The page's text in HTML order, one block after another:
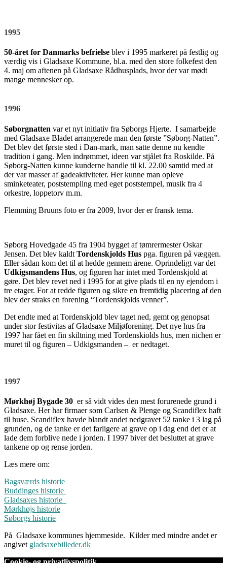
1995
50-året for Danmarks befrielse blev i 1995 markeret på festlig og
værdig vis i Gladsaxe Kommune, bl.a. med den store folkefest den
4. maj om aftenen på Gladsaxe Rådhusplads, hvor der var mødt
mange mennesker op.
1996
Søborgnatten var et nyt initiativ fra Søborgs Hjerte. I samarbejde
med Gladsaxe Bladet arrangerede man den første ”Søborg-Natten”.
Det blev det første sted i Dan-mark, man satte denne nu kendte
tradition i gang. Men indrømmet, ideen var stjålet fra Roskilde. På
Søborg-Natten kunne kunderne handle til kl. 22.00 samtid med at
der var masser af gadeaktiviteter. Her kunne man opleve
sminketeater, poststempling med eget poststempel, musik fra 4
orkestre, loppetorv m.m.
Flemming Bruuns foto er fra 2009, hvor der er fransk tema.
Søborg Hovedgade 45 fra 1904 bygget af tømrermester Oskar
Jensen. Det blev kaldt Tordenskjolds Hus pga. figuren på væggen.
Eller sådan kom det til at hedde gennem årene. Oprindeligt var det
Udkigsmandens Hus, og figuren har intet med Tordenskjold at
gøre. Det blev revet ned i 1995 for at give plads til en ny ejendom i
tre etager. For at redde figuren og sikre en fremtidig placering af den
blev der straks en forening “Tordenskjolds venner”.
Det endte med at Tordenskjold blev taget ned, gemt og genopsat
under stor festivitas af Gladsaxe Miljøforening. Det nye hus fra
1997 har fået en fin skiltning med Tordenskiolds hus, men nichen er
muret til og figuren – Udkigsmanden – er nedtaget.
1997
Mørkhøj Bygade 30 er så vidt vides den mest forurenede grund i
Gladsaxe. Her har firmaer som Carlsen & Plenge og Scandiflex haft
til huse. Scandiflex havde blandt andet nedgravet 52 tanke i 3 lag på
grunden, og de tanke er det farligere at grave op i dag end det er at
lade dem forblive nede i jorden. I 1997 biver det besluttet at grave
tankene op og rense jorden.
Læs mere om:
Bagsværds historie
Buddinges historie
Gladsaxes historie
Mørkhøjs historie
Søborgs historie
På Gladsaxe kommunes hjemmeside. Kilder med mindre andet er
angivet gladsaxebilleder.dk